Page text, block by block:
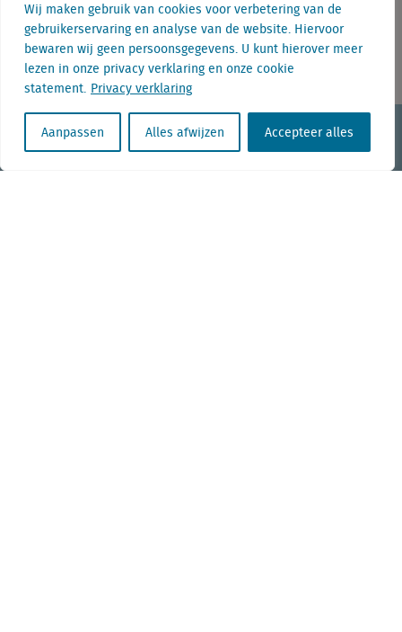
Wij maken gebruik van cookies voor verbetering van de
gebruikerservaring en analyse van de website. Hiervoor
bewaren wij geen persoonsgegevens. U kunt hierover meer
lezen in onze privacy verklaring en onze cookie
statement. Privacy verklaring
Aanpassen Alles afwijzen Accepteer alles
KvK nr. Utrecht 27129168
BTW nr. 0094.53.465.B.01